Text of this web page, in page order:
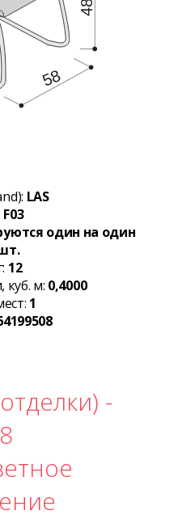
LAS
F03
один на один
12
куб. м: 0,4000
1
-